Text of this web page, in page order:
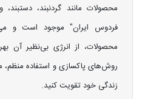
محصولات مانند گردنبند،
فردوس ایران" موجود است و
محصولات، از انرژی بی‌نظیر آن
روش‌های پاکسازی و استفاده منظم،
زندگی خود تقویت کنید.